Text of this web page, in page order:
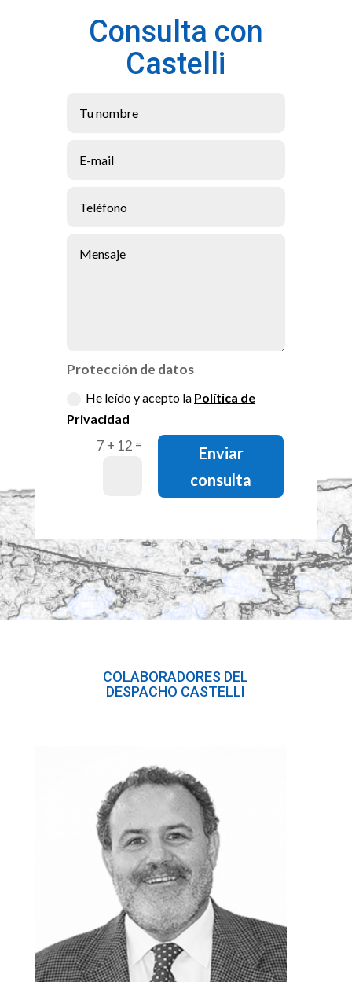
Consulta con
Castelli
Protección de datos
He leído y acepto la Política de
Privacidad
7 + 12 =
Enviar
consulta
COLABORADORES DEL
DESPACHO CASTELLI